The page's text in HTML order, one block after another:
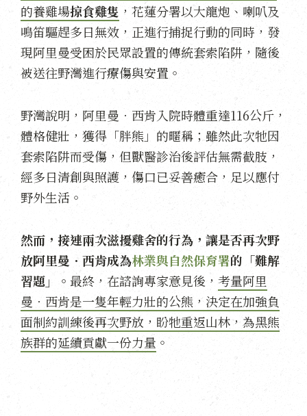
的養雞場掠食雞隻 ，花蓮分署以大龍炮、喇叭及
鳴笛驅趕多日無效，正進行捕捉行動的同時，發
現阿里曼受困於民眾設置的傳統套索陷阱，隨後
被送往野灣進行療傷與安置。
野灣說明，阿里曼．西肯入院時體重達116公斤，
體格健壯，獲得「胖熊」的暱稱；雖然此次牠因
套索陷阱而受傷，但獸醫診治後評估無需截肢，
經多日清創與照護，傷口已妥善癒合，足以應付
野外生活。
然而，接連兩次滋擾雞舍的行為，讓是否再次野
放阿里曼．西肯成為林業與自然保育署的「難解
習題」。 最終，在諮詢專家意見後， 考量阿里
曼．西肯是一隻年輕力壯的公熊，決定在加強負
面制約訓練後再次野放，盼牠重返山林，為黑熊
族群的延續貢獻一份力量 。